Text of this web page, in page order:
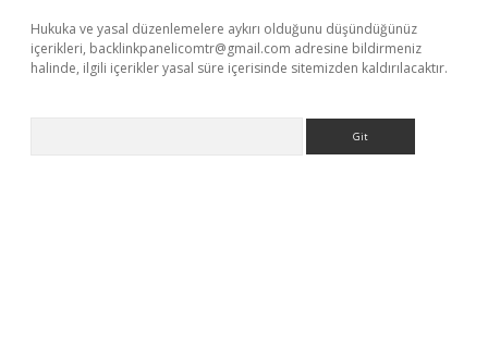
Hukuka ve yasal düzenlemelere aykırı olduğunu düşündüğünüz
içerikleri, backlinkpanelicomtr@gmail.com adresine bildirmeniz
halinde, ilgili içerikler yasal süre içerisinde sitemizden kaldırılacaktır.